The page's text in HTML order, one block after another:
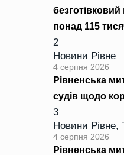
понад 115
2
Новини Рівне
4 серпня 2026
Рівненська
судів щодо
3
Новини Рівне,
4 серпня 2026
Рівненська